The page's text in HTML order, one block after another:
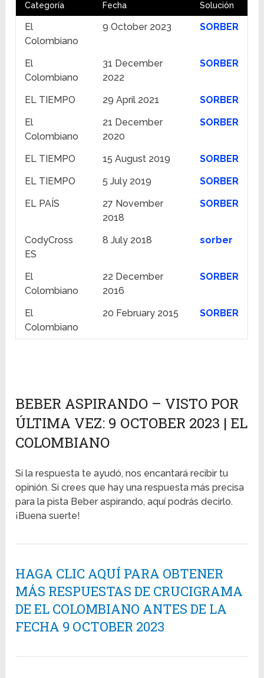
Categoría Fecha Solución
El
Colombiano
9 October 2023 SORBER
El
Colombiano
31 December
2022
SORBER
EL TIEMPO 29 April 2021
SORBER
El
Colombiano
21 December
2020
SORBER
EL TIEMPO 15 August 2019
SORBER
EL TIEMPO
5 July 2019
SORBER
EL PAÍS
27 November
2018
SORBER
CodyCross
ES
8 July 2018 sorber
El
Colombiano
22 December
2016
SORBER
El
Colombiano
20 February 2015 SORBER
BEBER ASPIRANDO – VISTO POR
ÚLTIMA VEZ: 9 OCTOBER 2023 | EL
COLOMBIANO
Si la respuesta te ayudó, nos encantará recibir tu
opinión. Si crees que hay una respuesta más precisa
para la pista Beber aspirando, aquí podrás decirlo.
¡Buena suerte!
HAGA CLIC AQUÍ PARA OBTENER
MÁS RESPUESTAS DE CRUCIGRAMA
DE EL COLOMBIANO ANTES DE LA
FECHA 9 OCTOBER 2023